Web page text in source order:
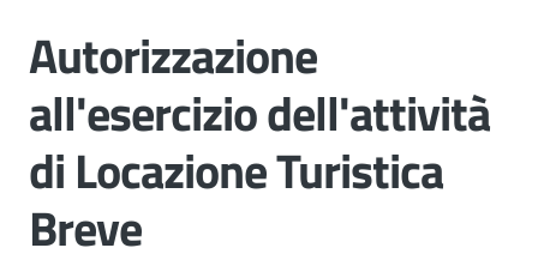
Autorizzazione
all'esercizio dell'attività
di Locazione Turistica
Breve